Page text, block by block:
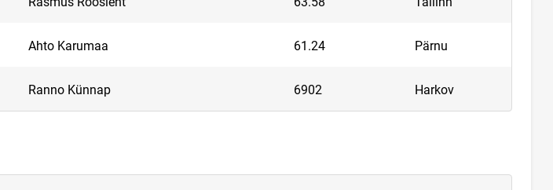
Ahto Karumaa 61.24 Pärnu
Ranno Künnap 6902 Harkov